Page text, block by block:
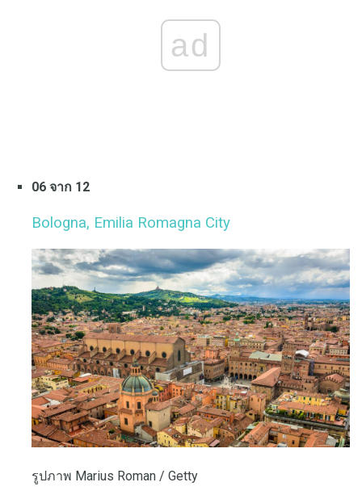
ad
06 จาก 12
Bologna, Emilia Romagna City
รูปภาพ Marius Roman / Getty